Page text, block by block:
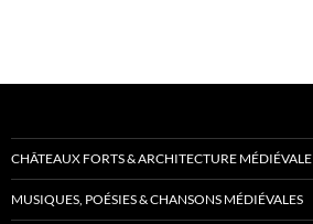
CHÂTEAUX FORTS & ARCHITECTURE MÉDIÉVALE
MUSIQUES, POÉSIES & CHANSONS MÉDIÉVALES